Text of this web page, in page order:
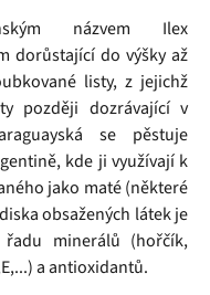
názvem Ilex
dorůstající do výšky až
listy, z jejichž
později dozrávající v
se pěstuje
kde ji využívají k
jako maté (některé
obsažených látek je
minerálů (hořčík,
a antioxidantů.